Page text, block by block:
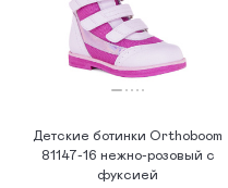
Детские ботинки Orthoboom
81147-16 нежно-розовый с
фуксией